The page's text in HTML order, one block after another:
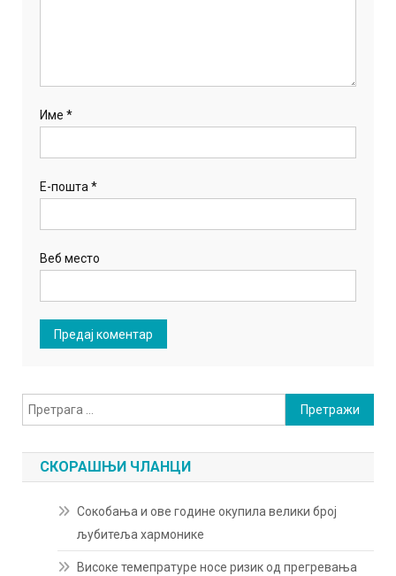
Име*
Е-пошта*
Веб место
Претрага
за:
СКОРАШЊИ ЧЛАНЦИ
Сокобања и ове године окупила велики број
љубитеља хармонике
Високе темепратуре носе ризик од прегревања